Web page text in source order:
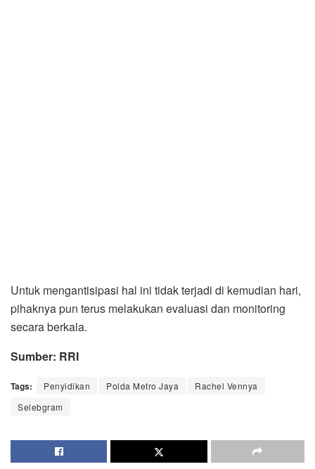
Untuk mengantisipasi hal ini tidak terjadi di kemudian hari,
pihaknya pun terus melakukan evaluasi dan monitoring
secara berkala.
Sumber: RRI
Tags: Penyidikan Polda Metro Jaya
Rachel Vennya
Selebgram